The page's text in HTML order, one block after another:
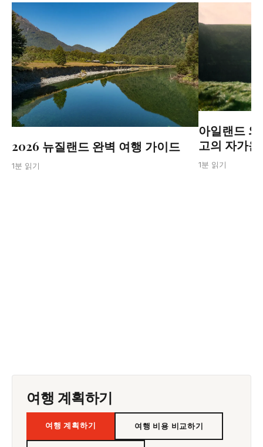
2026 뉴질랜드 완벽 여행 가이드
1분 읽기
아일랜드
고의 자가
1분 읽기
여행 계획하기
여행 계획하기 여행 비용 비교하기